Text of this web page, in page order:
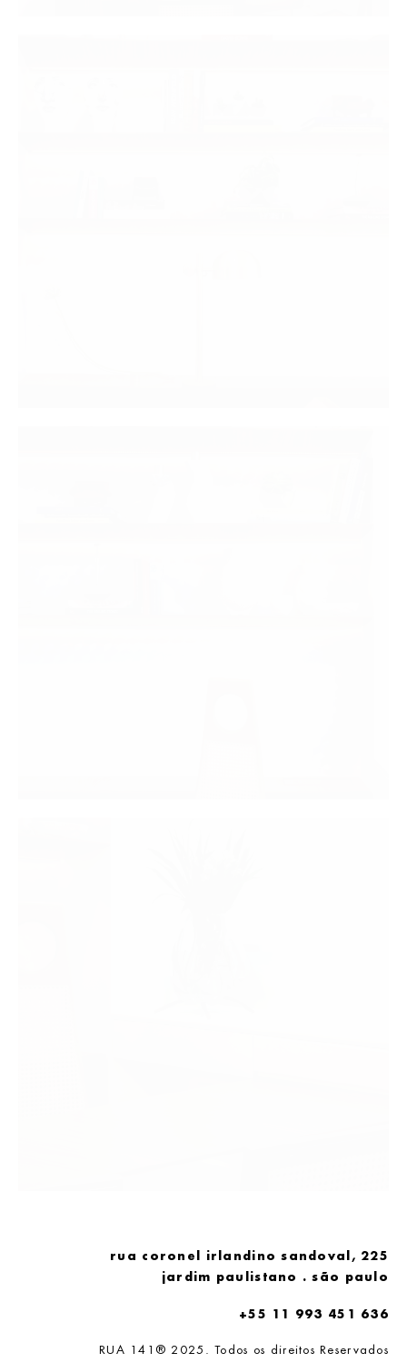
rua coronel irlandino sandoval, 225
jardim paulistano . são paulo
+55 11 993 451 636
RUA 141® 2025. Todos os direitos Reservados